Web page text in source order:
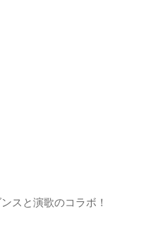
スと演歌のコラボ！